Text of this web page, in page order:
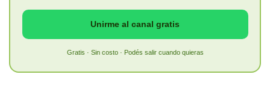
Unirme al canal gratis
Gratis · Sin costo · Podés salir cuando quieras